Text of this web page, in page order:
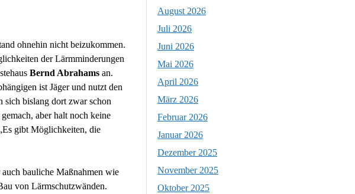
ohnehin nicht beizukommen.
der Lärmminderungen
Bernd Abrahamsan.
ist Jäger und nutzt den
sich bislang dort zwar schon
aber halt noch keine
gibt Möglichkeiten, die
bauliche Maßnahmen wie
von Lärmschutzwänden.
August 2026
Juli 2026
Juni 2026
Mai 2026
April 2026
März 2026
Februar 2026
Januar 2026
Dezember 2025
November 2025
Oktober 2025